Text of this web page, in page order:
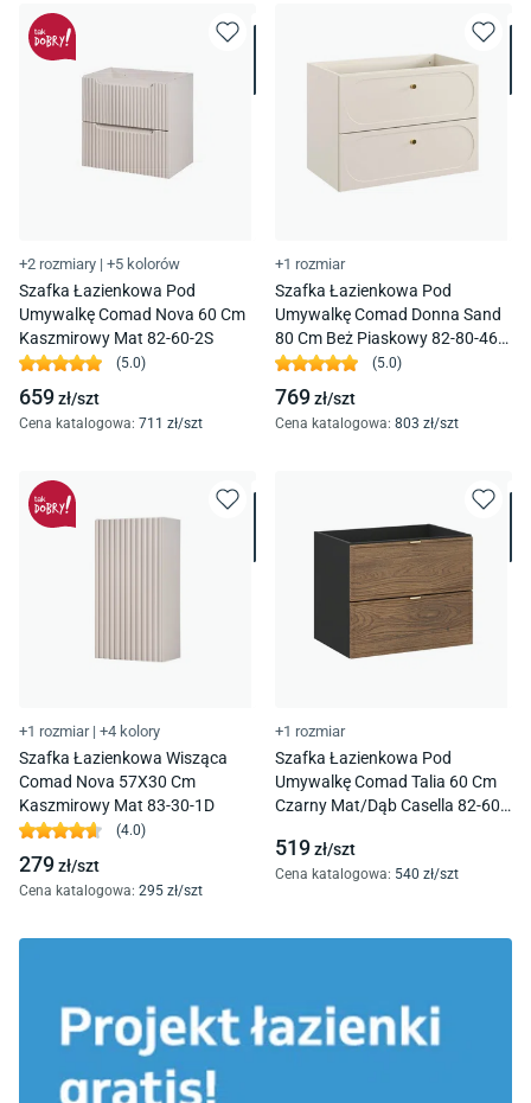
+2 rozmiary | +5 kolorów
Szafka Łazienkowa Pod
Umywalkę Comad Nova 60 Cm
Kaszmirowy Mat 82-60-2S
(5.0)
659zł/szt
Cena katalogowa: 711 zł/szt
+1 rozmiar
Szafka Łazienkowa Pod
Umywalkę Comad Donna Sand
80 Cm Beż Piaskowy 82-80-46-
2S
(5.0)
769zł/szt
Cena katalogowa: 803 zł/szt
+1 rozmiar | +4 kolory
Szafka Łazienkowa Wisząca
Comad Nova 57X30 Cm
Kaszmirowy Mat 83-30-1D
(4.0)
279zł/szt
Cena katalogowa: 295 zł/szt
+1 rozmiar
Szafka Łazienkowa Pod
Umywalkę Comad Talia 60 Cm
Czarny Mat/Dąb Casella 82-60-
519zł/szt
Cena katalogowa: 540 zł/szt